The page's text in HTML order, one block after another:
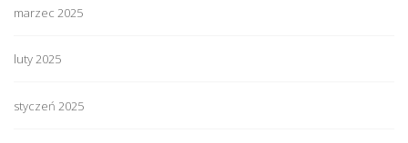
marzec 2025
luty 2025
styczeń 2025